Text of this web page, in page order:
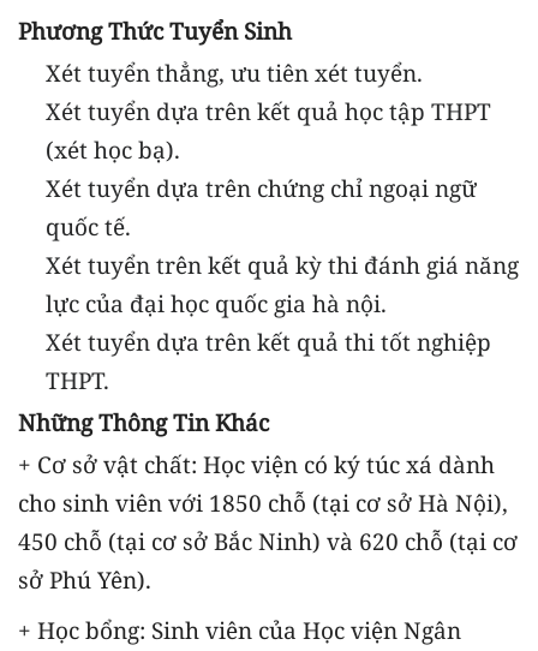
Phương Thức Tuyển Sinh
Xét tuyển thẳng, ưu tiên xét tuyển.
Xét tuyển dựa trên kết quả học tập THPT
(xét học bạ).
Xét tuyển dựa trên chứng chỉ ngoại ngữ
quốc tế.
Xét tuyển trên kết quả kỳ thi đánh giá năng
lực của đại học quốc gia hà nội.
Xét tuyển dựa trên kết quả thi tốt nghiệp
THPT.
Những Thông Tin Khác
+ Cơ sở vật chất: Học viện có ký túc xá dành
cho sinh viên với 1850 chỗ (tại cơ sở Hà Nội),
450 chỗ (tại cơ sở Bắc Ninh) và 620 chỗ (tại cơ
sở Phú Yên).
+ Học bổng: Sinh viên của Học viện Ngân